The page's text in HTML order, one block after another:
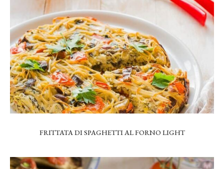
FRITTATA DI SPAGHETTI AL FORNO LIGHT